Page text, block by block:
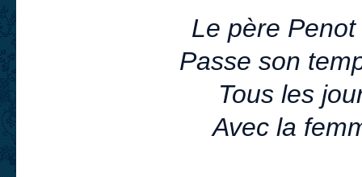
Le père
Passe son
Tous les
Avec la